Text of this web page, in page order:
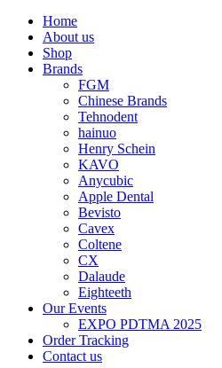
Home
About us
Shop
Brands
FGM
Chinese Brands
Tehnodent
hainuo
Henry Schein
KAVO
Anycubic
Apple Dental
Bevisto
Cavex
Coltene
CX
Dalaude
Eighteeth
Our Events
EXPO PDTMA 2025
Order Tracking
Contact us